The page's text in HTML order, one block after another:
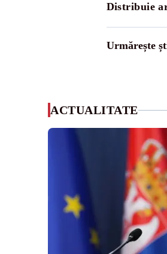
Distribuie
Urmărește
ACTUALITATE